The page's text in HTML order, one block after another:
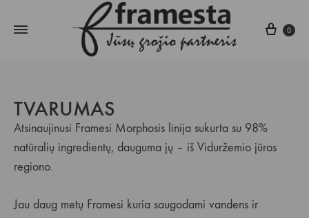
0
TVARUMAS
Atsinaujinusi Framesi Morphosis linija sukurta su 98%
natūralių ingredientų, dauguma jų – iš Viduržemio jūros
regiono.
Jau daug metų Framesi kuria saugodami vandens ir